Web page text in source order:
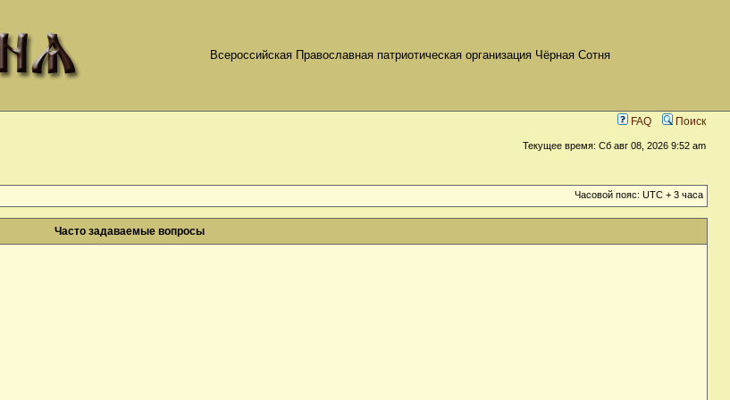
Всероссийская Православная патриотическая организация Чёрная Сотня
FAQ Поиск
Текущее время: Сб авг 08, 2026 9:52 am
Часовой пояс: UTC + 3 часа
Часто задаваемые вопросы